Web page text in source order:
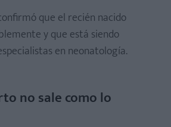
que el recién nacido
y que está siendo
en neonatología.
no sale como lo